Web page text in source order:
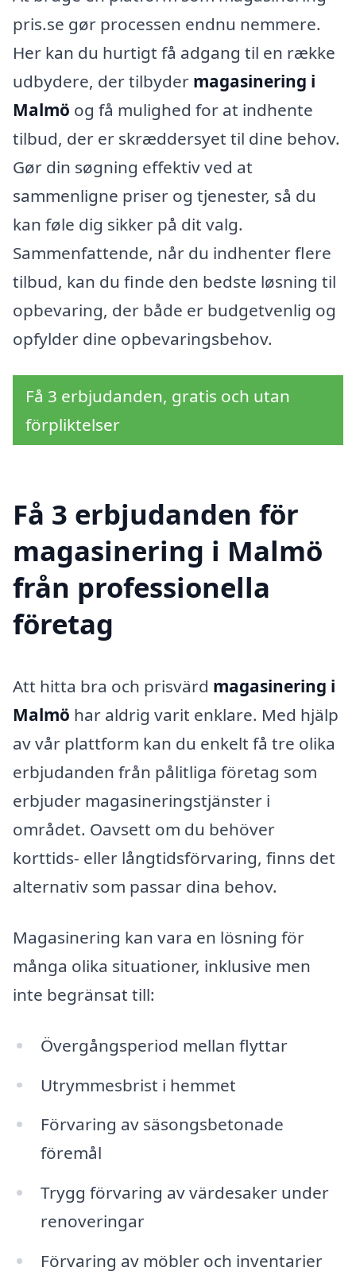
pris.se gør processen endnu nemmere.
Her kan du hurtigt få adgang til en række
udbydere, der tilbyder magasinering i
Malmö og få mulighed for at indhente
tilbud, der er skræddersyet til dine behov.
Gør din søgning effektiv ved at
sammenligne priser og tjenester, så du
kan føle dig sikker på dit valg.
Sammenfattende, når du indhenter flere
tilbud, kan du finde den bedste løsning til
opbevaring, der både er budgetvenlig og
opfylder dine opbevaringsbehov.
Få 3 erbjudanden, gratis och utan
förpliktelser
Få 3 erbjudanden för
magasinering i Malmö
från professionella
företag
Att hitta bra och prisvärd magasinering i
Malmö har aldrig varit enklare. Med hjälp
av vår plattform kan du enkelt få tre olika
erbjudanden från pålitliga företag som
erbjuder magasineringstjänster i
området. Oavsett om du behöver
korttids- eller långtidsförvaring, finns det
alternativ som passar dina behov.
Magasinering kan vara en lösning för
många olika situationer, inklusive men
inte begränsat till:
Övergångsperiod mellan flyttar
Utrymmesbrist i hemmet
Förvaring av säsongsbetonade
föremål
Trygg förvaring av värdesaker under
renoveringar
Förvaring av möbler och inventarier